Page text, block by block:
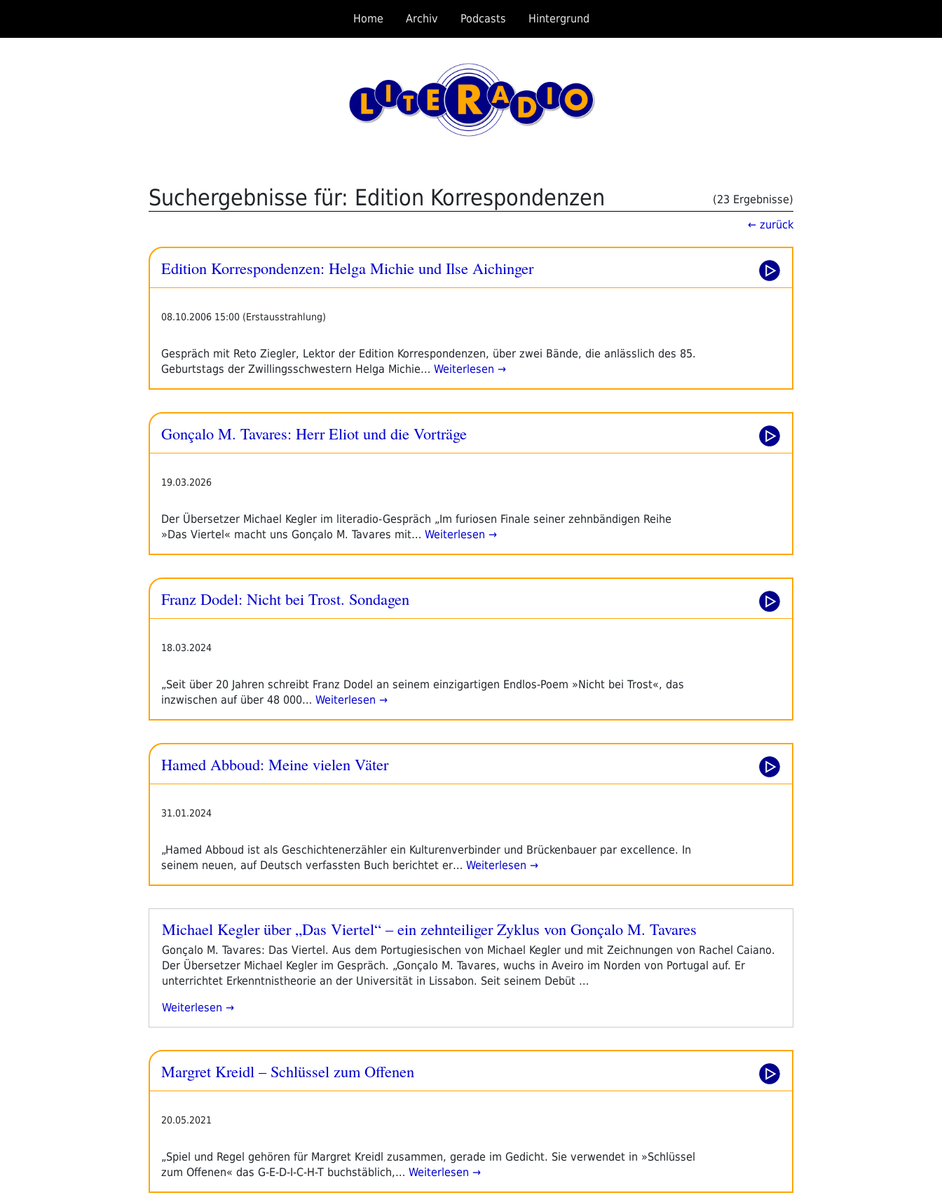
springen
Home Archiv Podcasts Hintergrund
Suchergebnisse für: Edition Korrespondenzen
(23 Ergebnisse)
← zurück
Edition Korrespondenzen: Helga Michie und Ilse Aichinger
08.10.2006 15:00 (Erstausstrahlung)
Gespräch mit Reto Ziegler, Lektor der Edition Korrespondenzen, über zwei Bände, die anlässlich des 85.
Geburtstags der Zwillingsschwestern Helga Michie… Weiterlesen →
Gonçalo M. Tavares: Herr Eliot und die Vorträge
19.03.2026
Der Übersetzer Michael Kegler im literadio-Gespräch „Im furiosen Finale seiner zehnbändigen Reihe
»Das Viertel« macht uns Gonçalo M. Tavares mit… Weiterlesen →
Franz Dodel: Nicht bei Trost. Sondagen
18.03.2024
„Seit über 20 Jahren schreibt Franz Dodel an seinem einzigartigen Endlos-Poem »Nicht bei Trost«, das
inzwischen auf über 48 000… Weiterlesen →
Hamed Abboud: Meine vielen Väter
31.01.2024
„Hamed Abboud ist als Geschichtenerzähler ein Kulturenverbinder und Brückenbauer par excellence. In
seinem neuen, auf Deutsch verfassten Buch berichtet er… Weiterlesen →
Veröffentlicht
Michael Kegler über „Das Viertel“ – ein zehnteiliger Zyklus von Gonçalo M. Tavares
Gonçalo M. Tavares: Das Viertel. Aus dem Portugiesischen von Michael Kegler und mit Zeichnungen von Rachel Caiano.
Der Übersetzer Michael Kegler im Gespräch. „Gonçalo M. Tavares, wuchs in Aveiro im Norden von Portugal auf. Er
unterrichtet Erkenntnistheorie an der Universität in Lissabon. Seit seinem Debüt …
„Michael
„Das
Viertel“
Zehnteiliger
Gonçalo
M.
Tavares“
Weiterlesen
Margret Kreidl – Schlüssel zum Offenen
20.05.2021
„Spiel und Regel gehören für Margret Kreidl zusammen, gerade im Gedicht. Sie verwendet in »Schlüssel
zum Offenen« das G-E-D-I-C-H-T buchstäblich,… Weiterlesen →